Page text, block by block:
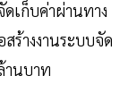
เก็บค่าผ่านทาง
ร้างงานระบบจัด
านบาท